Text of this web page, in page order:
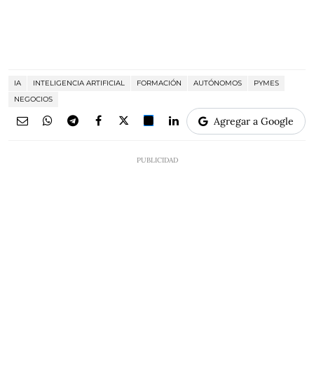
IA INTELIGENCIA ARTIFICIAL FORMACIÓN AUTÓNOMOS
PYMES
NEGOCIOS
Agregar a Google